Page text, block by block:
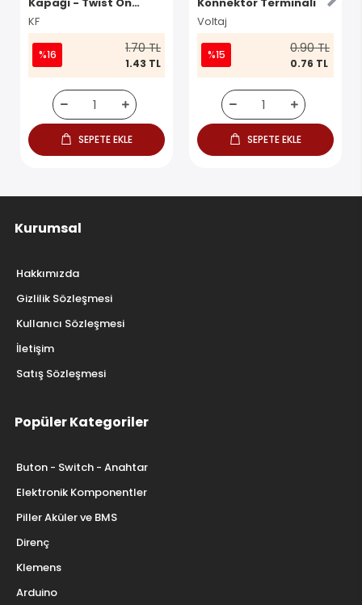
Konnektör
KF
%16 1.70 TL
1.43 TL
SEPETE EKLE
Voltaj
%15 0.90 TL
0.76 TL
SEPETE EKLE
Kurumsal
Hakkımızda
Gizlilik Sözleşmesi
Kullanıcı Sözleşmesi
İletişim
Satış Sözleşmesi
Popüler Kategoriler
Buton - Switch - Anahtar
Elektronik Komponentler
Piller Aküler ve BMS
Direnç
Klemens
Arduino